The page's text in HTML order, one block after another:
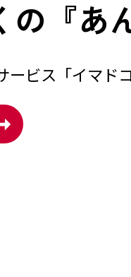
の 『
ービス「イマド